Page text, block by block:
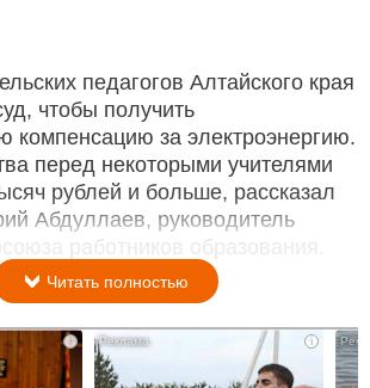
педагогов Алтайского края
чтобы получить
компенсацию за электроэнергию.
перед некоторыми учителями
рублей и больше, рассказал
Абдуллаев, руководитель
работников образования.
Читать полностью
i i